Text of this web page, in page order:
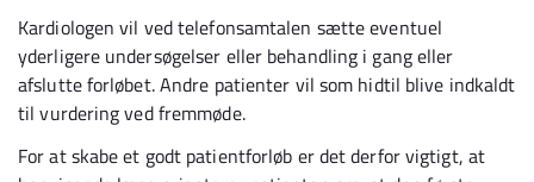
Kardiologen vil ved telefonsamtalen sætte eventuel
yderligere undersøgelser eller behandling i gang eller
afslutte forløbet. Andre patienter vil som hidtil blive indkaldt
til vurdering ved fremmøde.
For at skabe et godt patientforløb er det derfor vigtigt, at